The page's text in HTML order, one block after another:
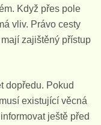
Když přes pole
vliv. Právo cesty
zajištěný přístup
dopředu. Pokud
existující věcná
ještě před